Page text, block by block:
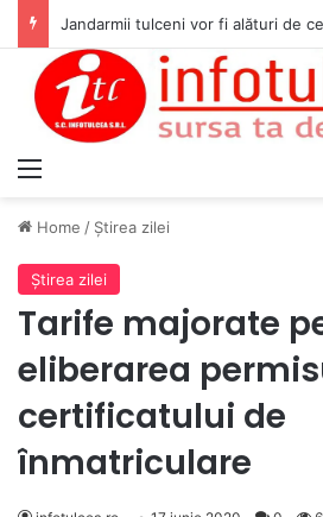
Home / Ştirea zilei
Ştirea zilei
Tarife majorate
eliberarea
certificatului de
înmatriculare